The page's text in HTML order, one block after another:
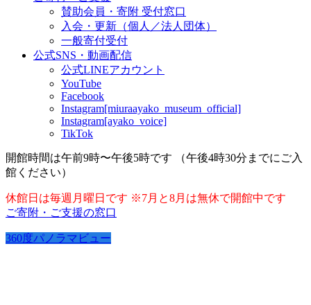
賛助会員・寄附 受付窓口
入会・更新（個人／法人団体）
一般寄付受付
公式SNS・動画配信
公式LINEアカウント
YouTube
Facebook
Instagram[miuraayako_museum_official]
Instagram[ayako_voice]
TikTok
開館時間は午前9時〜午後5時です （午後4時30分までにご入
館ください）
休館日は毎週月曜日です ※7月と8月は無休で開館中です
ご寄附・ご支援の窓口
360度パノラマビュー